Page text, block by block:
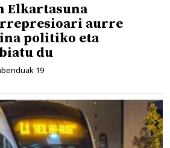
Elkartasuna
aurre
politiko eta
du
19